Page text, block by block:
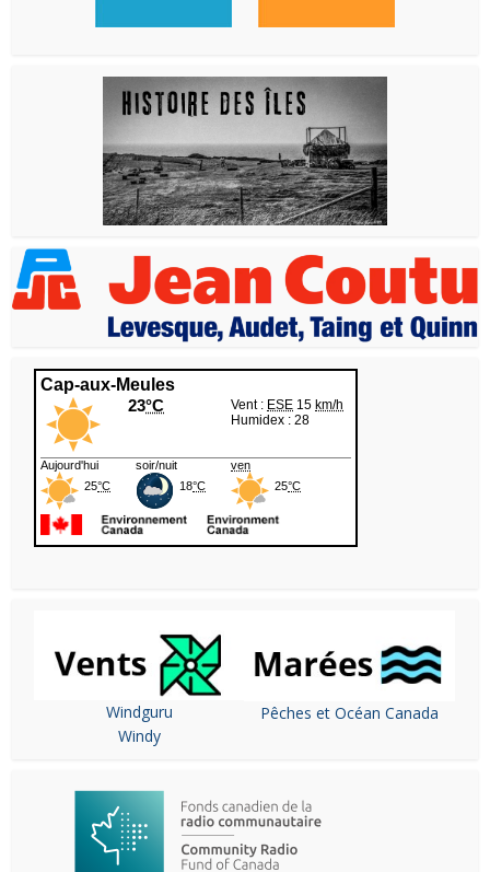
Windguru
Windy
Pêches et Océan Canada